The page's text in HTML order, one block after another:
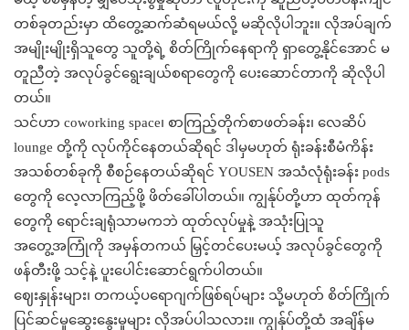
တစ်ခုတည်းမှာ ထိတွေ့ဆက်ဆံရမယ်လို့ မဆိုလိုပါဘူး။ လိုအပ်ချက်
အမျိုးမျိုးရှိသူတွေ သူတို့ရဲ့ စိတ်ကြိုက်နေရာကို ရှာတွေ့နိုင်အောင် မ
တူညီတဲ့ အလုပ်ခွင်ရွေးချယ်စရာတွေကို ပေးဆောင်တာကို ဆိုလိုပါ
တယ်။
သင်ဟာ coworking space၊ စာကြည့်တိုက်စာဖတ်ခန်း၊ လေဆိပ်
lounge တို့ကို လုပ်ကိုင်နေတယ်ဆိုရင် ဒါမှမဟုတ် ရုံးခန်းစီမံကိန်း
အသစ်တစ်ခုကို စီစဉ်နေတယ်ဆိုရင် YOUSEN အသံလုံရုံးခန်း pods
တွေကို လေ့လာကြည့်ဖို့ ဖိတ်ခေါ်ပါတယ်။ ကျွန်ုပ်တို့ဟာ ထုတ်ကုန်
တွေကို ရောင်းချရုံသာမကဘဲ ထုတ်လုပ်မှုနဲ့ အသုံးပြုသူ
အတွေ့အကြုံကို အမှန်တကယ် မြှင့်တင်ပေးမယ့် အလုပ်ခွင်တွေကို
ဖန်တီးဖို့ သင့်နဲ့ ပူးပေါင်းဆောင်ရွက်ပါတယ်။
ဈေးနှုန်းများ၊ တကယ့်ပရောဂျက်ဖြစ်ရပ်များ သို့မဟုတ် စိတ်ကြိုက်
ပြင်ဆင်မှုဆွေးနွေးမှုများ လိုအပ်ပါသလား။ ကျွန်ုပ်တို့ထံ အချိန်မ